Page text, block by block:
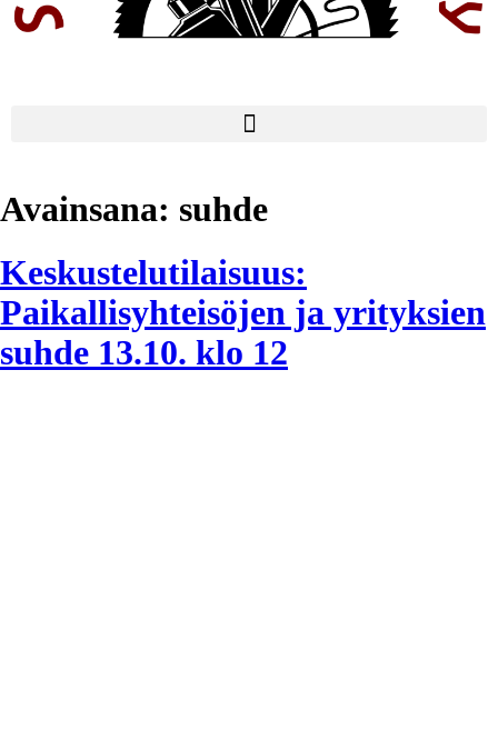
Avainsana: suhde
Keskustelutilaisuus:
Paikallisyhteisöjen ja yrityksien
suhde 13.10. klo 12